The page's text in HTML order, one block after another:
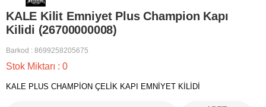
KALE Kilit Emniyet Plus Champion Kapı
Kilidi (26700000008)
Barkod : 8699258205675
Stok Miktarı : 0
KALE PLUS CHAMPİON ÇELİK KAPI EMNİYET KİLİDİ